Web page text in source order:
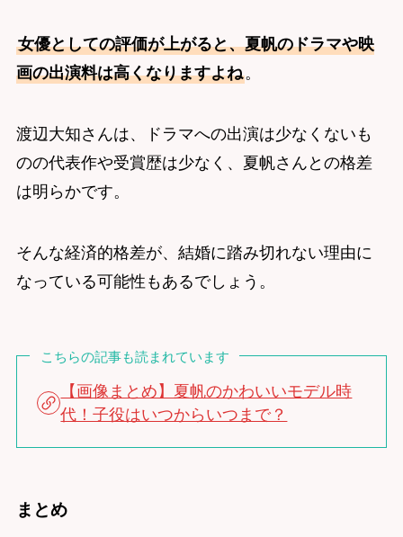
女優としての評価が上がると、夏帆のドラマや映
画の出演料は高くなりますよね。
渡辺大知さんは、ドラマへの出演は少なくないも
のの代表作や受賞歴は少なく、夏帆さんとの格差
は明らかです。
そんな経済的格差が、結婚に踏み切れない理由に
なっている可能性もあるでしょう。
こちらの記事も読まれています
【画像まとめ】夏帆のかわいいモデル時
代！子役はいつからいつまで？
まとめ